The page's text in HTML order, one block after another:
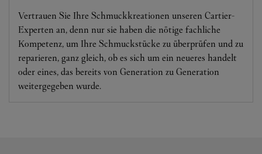
Vertrauen Sie Ihre Schmuckkreationen unseren Cartier-
Experten an, denn nur sie haben die nötige fachliche
Kompetenz, um Ihre Schmuckstücke zu überprüfen und zu
reparieren, ganz gleich, ob es sich um ein neueres handelt
oder eines, das bereits von Generation zu Generation
weitergegeben wurde.